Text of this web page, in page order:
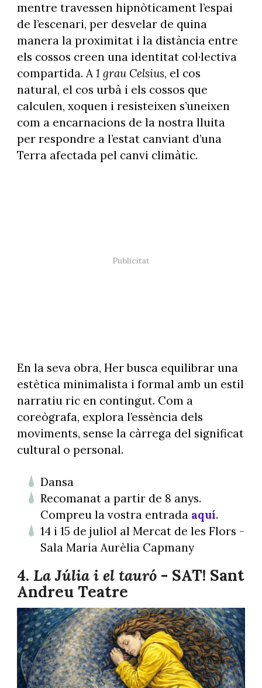
mentre travessen hipnòticament l’espai
de l’escenari, per desvelar de quina
manera la proximitat i la distància entre
els cossos creen una identitat col·lectiva
compartida. A1 grau Celsius, el cos
natural, el cos urbà i els cossos que
calculen, xoquen i resisteixen s’uneixen
com a encarnacions de la nostra lluita
per respondre a l’estat canviant d’una
Terra afectada pel canvi climàtic.
En la seva obra, Her busca equilibrar una
estètica minimalista i formal amb un estil
narratiu ric en contingut. Com a
coreògrafa, explora l’essència dels
moviments, sense la càrrega del significat
cultural o personal.
Dansa
Recomanat a partir de 8 anys.
Compreu la vostra entrada aquí.
14 i 15 de juliol al Mercat de les Flors -
Sala Maria Aurèlia Capmany
4. La Júlia i el tauró - SAT! Sant
Andreu Teatre